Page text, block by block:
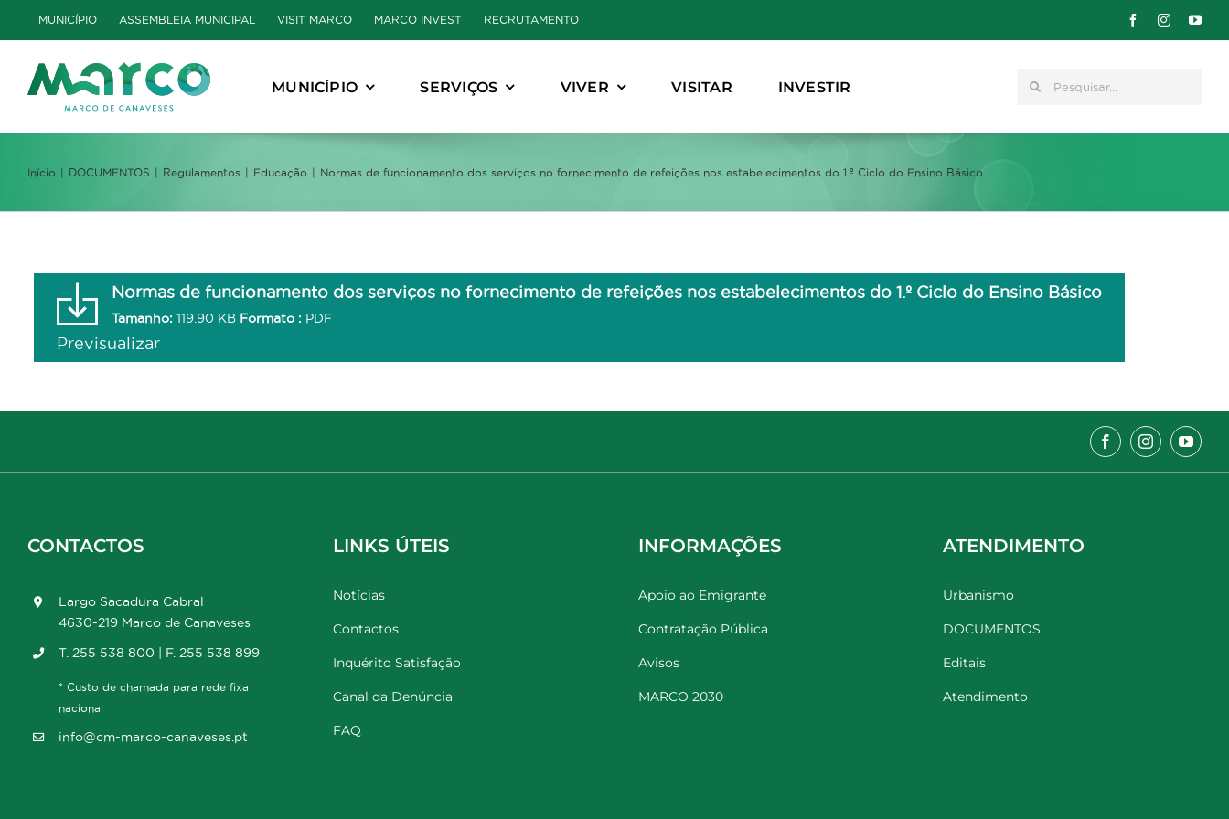
to
content
MUNICÍPIO ASSEMBLEIA MUNICIPAL VISIT MARCO MARCO INVEST RECRUTAMENTO
MUNICÍPIO SERVIÇOS VIVER VISITAR INVESTIR Pesquisar
Início DOCUMENTOS Regulamentos Educação Normas de funcionamento dos serviços no fornecimento de refeições nos estabelecimentos do 1.º Ciclo do Ensino Básico
Normas de funcionamento dos serviços no fornecimento de refeições nos estabelecimentos do 1.º Ciclo do Ensino Básico
Tamanho: 119.90 KB Formato : PDF
Previsualizar
CONTACTOS
Largo Sacadura Cabral
4630-219 Marco de Canaveses
T. 255 538 800 | F. 255 538 899
* Custo de chamada para rede fixa
nacional
info@cm-marco-canaveses.pt
LINKS ÚTEIS
Notícias
Contactos
Inquérito Satisfação
Canal da Denúncia
FAQ
INFORMAÇÕES
Apoio ao Emigrante
Contratação Pública
Avisos
MARCO 2030
ATENDIMENTO
Urbanismo
DOCUMENTOS
Editais
Atendimento